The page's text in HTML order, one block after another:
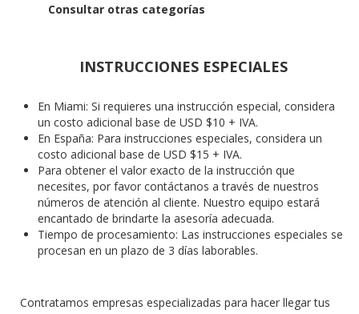
Consultar otras categorías
INSTRUCCIONES ESPECIALES
En Miami: Si requieres una instrucción especial, considera
un costo adicional base de USD $10 + IVA.
En España: Para instrucciones especiales, considera un
costo adicional base de USD $15 + IVA.
Para obtener el valor exacto de la instrucción que
necesites, por favor contáctanos a través de nuestros
números de atención al cliente. Nuestro equipo estará
encantado de brindarte la asesoría adecuada.
Tiempo de procesamiento: Las instrucciones especiales se
procesan en un plazo de 3 días laborables.
Contratamos empresas especializadas para hacer llegar tus